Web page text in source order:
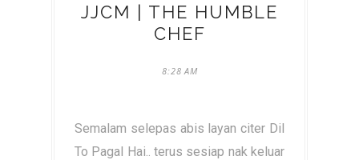
JJCM | THE HUMBLE
CHEF
8:28 AM
Semalam selepas abis layan citer Dil
To Pagal Hai.. terus sesiap nak keluar